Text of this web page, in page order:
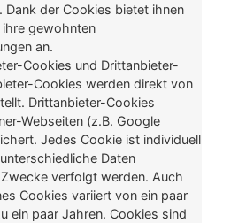
Dank der Cookies bietet ihnen
ihre gewohnten
an.
Cookies und Drittanbieter-
Cookies werden direkt von
Drittanbieter-Cookies
Webseiten (z.B. Google
Jedes Cookie ist individuell
Daten
verfolgt werden. Auch
Cookies variiert von ein paar
ein paar Jahren. Cookies sind